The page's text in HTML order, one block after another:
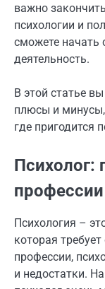
важно
психологии и
сможете начать
деятельность.
В этой статье
плюсы и минусы,
где пригодится
профессии
Психология –
которая
профессии,
и недостатки.